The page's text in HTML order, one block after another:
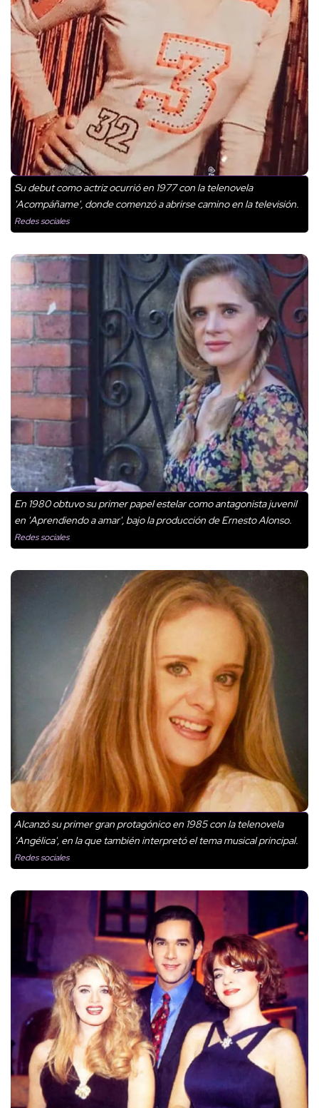
Su debut como actriz ocurrió en 1977 con la telenovela
'Acompáñame', donde comenzó a abrirse camino en la televisión.
Redes sociales
En 1980 obtuvo su primer papel estelar como antagonista juvenil
en 'Aprendiendo a amar', bajo la producción de Ernesto Alonso.
Redes sociales
Alcanzó su primer gran protagónico en 1985 con la telenovela
'Angélica', en la que también interpretó el tema musical principal.
Redes sociales